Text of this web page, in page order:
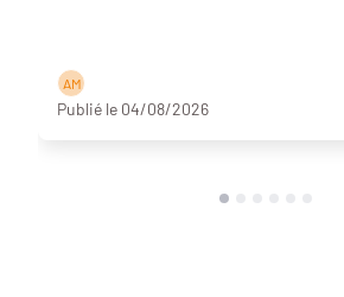
A M
Publié le 04/08/2026